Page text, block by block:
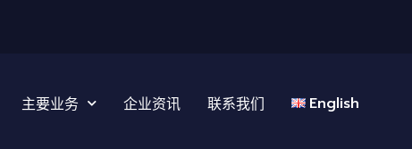
主要业务 企业资讯 联系我们 English